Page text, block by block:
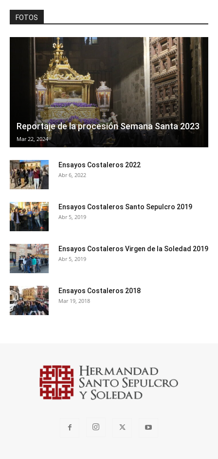
FOTOS
Reportaje de la procesión Semana Santa 2023
Mar 22, 2024
Ensayos Costaleros 2022
Abr 6, 2022
Ensayos Costaleros Santo Sepulcro 2019
Abr 5, 2019
Ensayos Costaleros Virgen de la Soledad 2019
Abr 5, 2019
Ensayos Costaleros 2018
Mar 19, 2018